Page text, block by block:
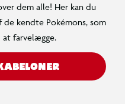
dem alle! Her kan du
de kendte Pokémons, som
at farvelægge.